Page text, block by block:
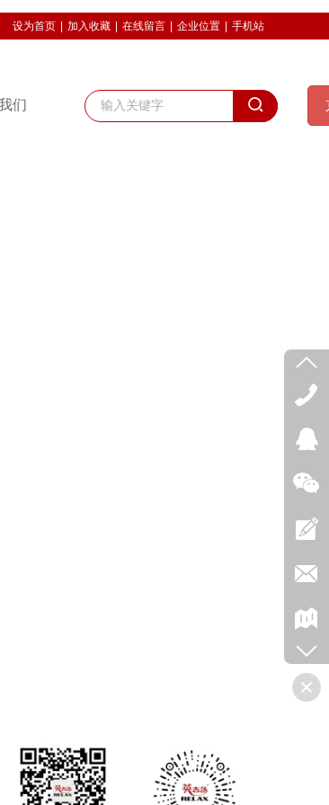
们
设为首页 加入收藏 在线留言 企业位置 手机站